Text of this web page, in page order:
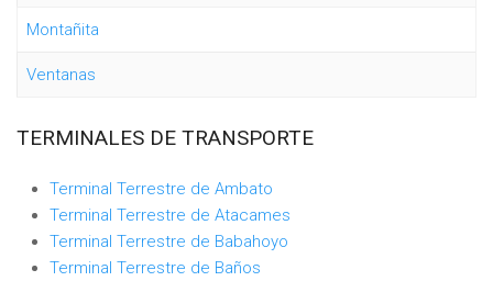
Montañita
Ventanas
TERMINALES DE TRANSPORTE
Terminal Terrestre de Ambato
Terminal Terrestre de Atacames
Terminal Terrestre de Babahoyo
Terminal Terrestre de Baños